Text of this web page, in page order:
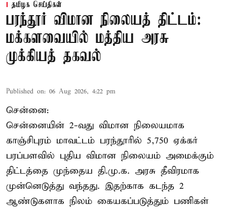
தமிழக செய்திகள்
பரந்தூர் விமான நிலையத் திட்டம்:
மக்களவையில் மத்திய அரசு
முக்கியத் தகவல்
Published on: 06 Aug 2026, 4:22 pm
சென்னை:
சென்னையின் 2-வது விமான நிலையமாக
காஞ்சிபுரம் மாவட்டம் பரந்தூரில் 5,750 ஏக்கர்
பரப்பளவில் புதிய விமான நிலையம் அமைக்கும்
திட்டத்தை முந்தைய தி.மு.க. அரசு தீவிரமாக
முன்னெடுத்து வந்தது. இதற்காக கடந்த 2
ஆண்டுகளாக நிலம் கையகப்படுத்தும் பணிகள்